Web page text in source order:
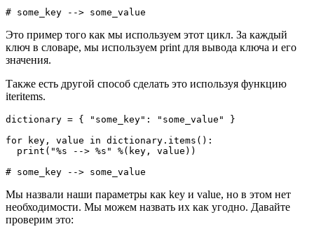
Это пример того как мы используем этот цикл. За каждый
ключ в словаре, мы используем print для вывода ключа и его
значения.
Также есть другой способ сделать это используя функцию
iteritems.
dictionary = { "some_key": "some_value" }
for key, value in dictionary.items():
  print("%s --> %s" %(key, value))
Мы назвали наши параметры как key и value, но в этом нет
необходимости. Мы можем назвать их как угодно. Давайте
проверим это: